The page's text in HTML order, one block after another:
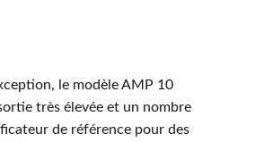
le modèle AMP 10
très élevée et un nombre
de référence pour des